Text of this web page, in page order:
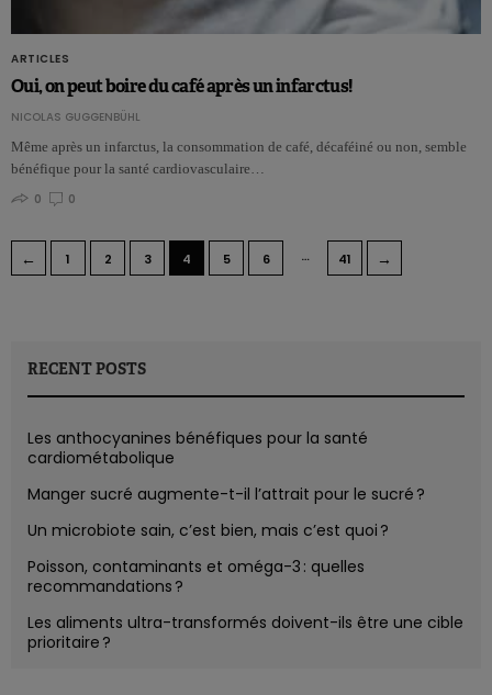
ARTICLES
Oui, on peut boire du café après un infarctus!
NICOLAS GUGGENBÜHL
Même après un infarctus, la consommation de café, décaféiné ou non, semble
bénéfique pour la santé cardiovasculaire…
0
0
← 1 2 3 4 5 6 … 41 →
RECENT POSTS
Les anthocyanines bénéfiques pour la santé
cardiométabolique
Manger sucré augmente-t-il l’attrait pour le sucré ?
Un microbiote sain, c’est bien, mais c’est quoi ?
Poisson, contaminants et oméga-3 : quelles
recommandations ?
Les aliments ultra-transformés doivent-ils être une cible
prioritaire ?